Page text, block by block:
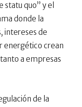
quo” y el
donde la
intereses de
energético crean
a empresas
de la